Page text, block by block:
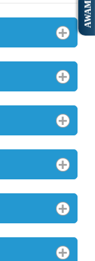
AWAM